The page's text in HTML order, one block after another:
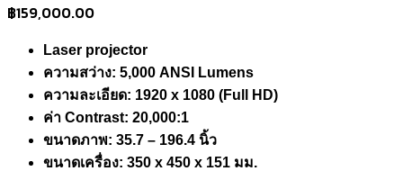
฿159,000.00
Laser projector
ความสว่าง: 5,000 ANSI Lumens
ความละเอียด: 1920 x 1080 (Full HD)
ค่า Contrast: 20,000:1
ขนาดภาพ: 35.7 – 196.4 นิ้ว
ขนาดเครื่อง: 350 x 450 x 151 มม.